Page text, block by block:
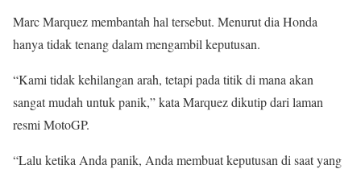
Marc Marquez membantah hal tersebut. Menurut dia Honda
hanya tidak tenang dalam mengambil keputusan.
“Kami tidak kehilangan arah, tetapi pada titik di mana akan
sangat mudah untuk panik,” kata Marquez dikutip dari laman
resmi MotoGP.
“Lalu ketika Anda panik, Anda membuat keputusan di saat yang